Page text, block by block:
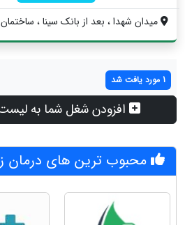
میدان شهدا ، بعد از بانک سینا ،
1 مورد یافت شد
افزودن شغل شما به
محبوب ترین های درمان